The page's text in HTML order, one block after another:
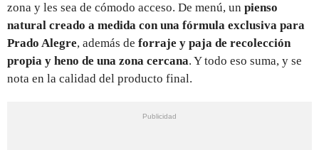
zona y les sea de cómodo acceso. De menú, un pienso
natural creado a medida con una fórmula exclusiva para
Prado Alegre, además de forraje y paja de recolección
propia y heno de una zona cercana. Y todo eso suma, y se
nota en la calidad del producto final.